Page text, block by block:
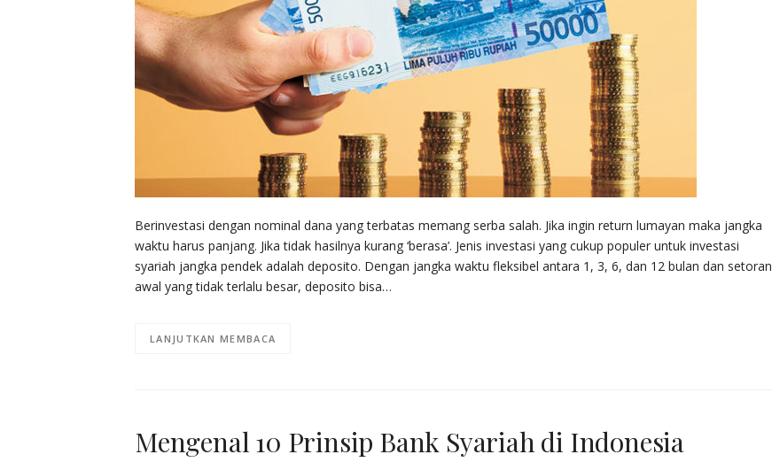
Berinvestasi dengan nominal dana yang terbatas memang serba salah. Jika ingin return lumayan maka jangka
waktu harus panjang. Jika tidak hasilnya kurang ‘berasa’. Jenis investasi yang cukup populer untuk investasi
syariah jangka pendek adalah deposito. Dengan jangka waktu fleksibel antara 1, 3, 6, dan 12 bulan dan setoran
awal yang tidak terlalu besar, deposito bisa…
LANJUTKAN MEMBACA
Mengenal 10 Prinsip Bank Syariah di Indonesia